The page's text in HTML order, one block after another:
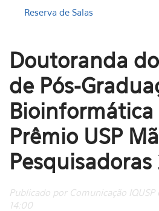
Reserva de Salas
Doutoranda
de Pós-
Prêmio USP
Pesquisadoras
Publicado por Comunicação IQUSP
14:00